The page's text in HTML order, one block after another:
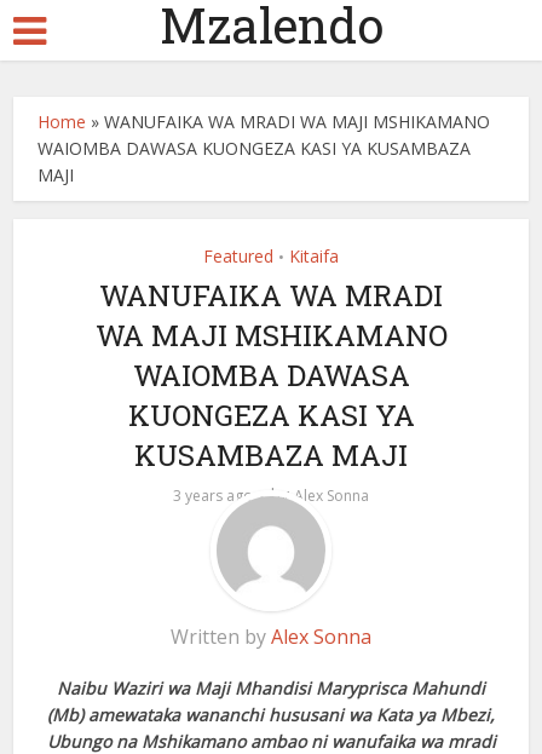
Mzalendo
Home »WANUFAIKA WA MRADI WA MAJI MSHIKAMANO
WAIOMBA DAWASA KUONGEZA KASI YA KUSAMBAZA
MAJI
Featured • Kitaifa
WANUFAIKA WA MRADI
WA MAJI MSHIKAMANO
WAIOMBA DAWASA
KUONGEZA KASI YA
KUSAMBAZA MAJI
3 years ago by Alex Sonna
Written byAlex Sonna
Naibu Waziri wa Maji Mhandisi Maryprisca Mahundi
(Mb) amewataka wananchi hususani wa Kata ya Mbezi,
Ubungo na Mshikamano ambao ni wanufaika wa mradi